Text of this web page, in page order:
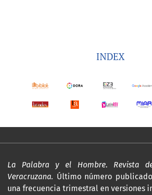
INDEX
La Palabra y el Hombre. Revista
Veracruzana. Último número
una frecuencia trimestral en versiones